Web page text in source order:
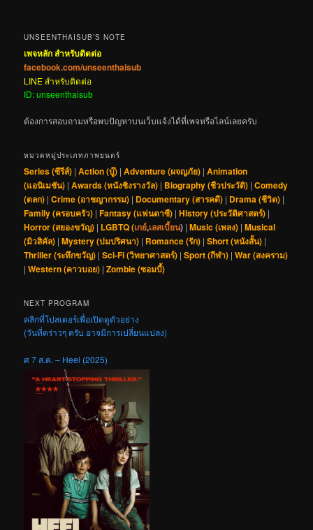
UNSEENTHAISUB’S NOTE
เพจหลัก สำหรับติดต่อ
facebook.com/unseenthaisub
LINE สำหรับติดต่อ
ID: unseenthaisub
ต้องการสอบถามหรือพบปัญหาบนเว็บแจ้งได้ที่เพจหรือไลน์เลยครับ
หมวดหมู่ประเภทภาพยนตร์
Series (ซีรีส์) |Action (บู๊) |Adventure (ผจญภัย) |Animation
(แอนิเมชัน) |Awards (หนังชิงรางวัล) | Biography (ชีวประวัติ) |Comedy
(ตลก) |Crime (อาชญากรรม) | Documentary (สารคดี) | Drama (ชีวิต) |
Family (ครอบครัว) |Fantasy (แฟนตาซี) |History (ประวัติศาสตร์) |
Horror (สยองขวัญ) | LGBTQ (เกย์,เลสเบี้ยน) |Music (เพลง) |Musical
(มิวสิคัล) |Mystery (ปมปริศนา) | Romance (รัก) |Short (หนังสั้น) |
Thriller (ระทึกขวัญ) |Sci-Fi (วิทยาศาสตร์) |Sport (กีฬา) |War (สงคราม)
|Western (คาวบอย) |Zombie (ซอมบี้)
NEXT PROGRAM
คลิกที่โปสเตอร์เพื่อเปิดดูตัวอย่าง
(วันที่คร่าวๆ ครับ อาจมีการเปลี่ยนแปลง)
ศ 7 ส.ค. – Heel (2025)